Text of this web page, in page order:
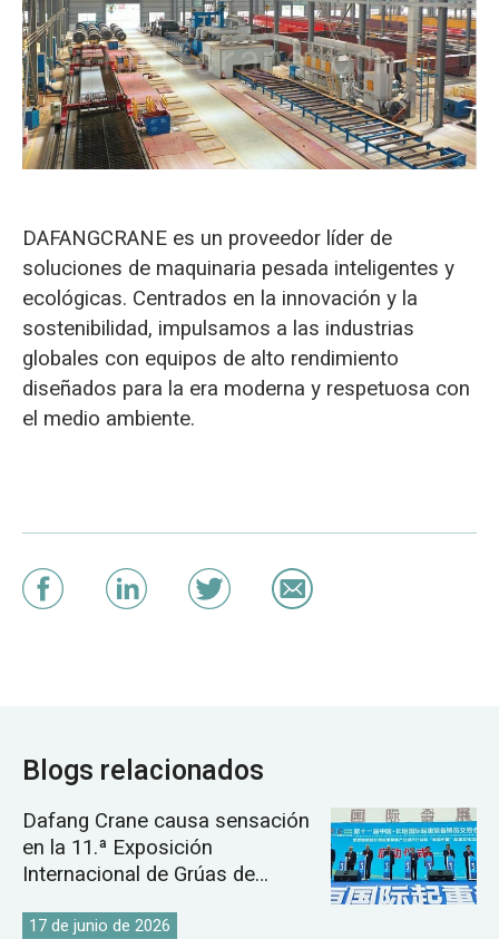
DAFANGCRANE es un proveedor líder de
soluciones de maquinaria pesada inteligentes y
ecológicas. Centrados en la innovación y la
sostenibilidad, impulsamos a las industrias
globales con equipos de alto rendimiento
diseñados para la era moderna y respetuosa con
el medio ambiente.
Blogs relacionados
Dafang Crane causa sensación
en la 11.ª Exposición
Internacional de Grúas de
17 de junio de 2026